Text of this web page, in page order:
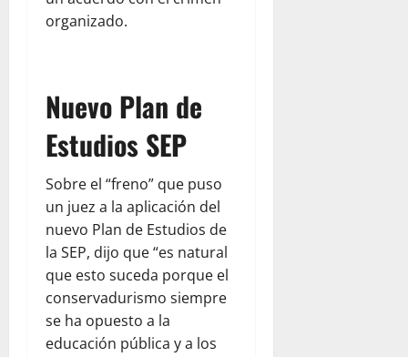
organizado.
Nuevo Plan de
Estudios SEP
Sobre el “freno” que puso
un juez a la aplicación del
nuevo Plan de Estudios de
la SEP, dijo que “es natural
que esto suceda porque el
conservadurismo siempre
se ha opuesto a la
educación pública y a los